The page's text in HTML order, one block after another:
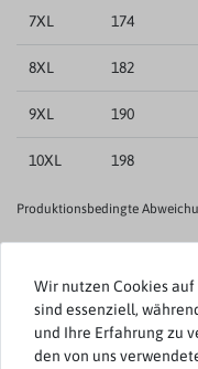
7XL 174
8XL 182
9XL 190
10XL 198
Produktionsbedingte
Wir nutzen Cookies
sind essenziell,
und Ihre Erfahrung zu
den von uns